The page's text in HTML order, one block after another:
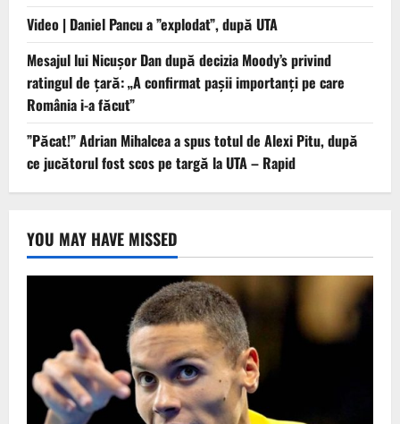
Video | Daniel Pancu a ”explodat”, după UTA
Mesajul lui Nicușor Dan după decizia Moody’s privind
ratingul de țară: „A confirmat pașii importanți pe care
România i-a făcut”
”Păcat!” Adrian Mihalcea a spus totul de Alexi Pitu, după
ce jucătorul fost scos pe targă la UTA – Rapid
YOU MAY HAVE MISSED